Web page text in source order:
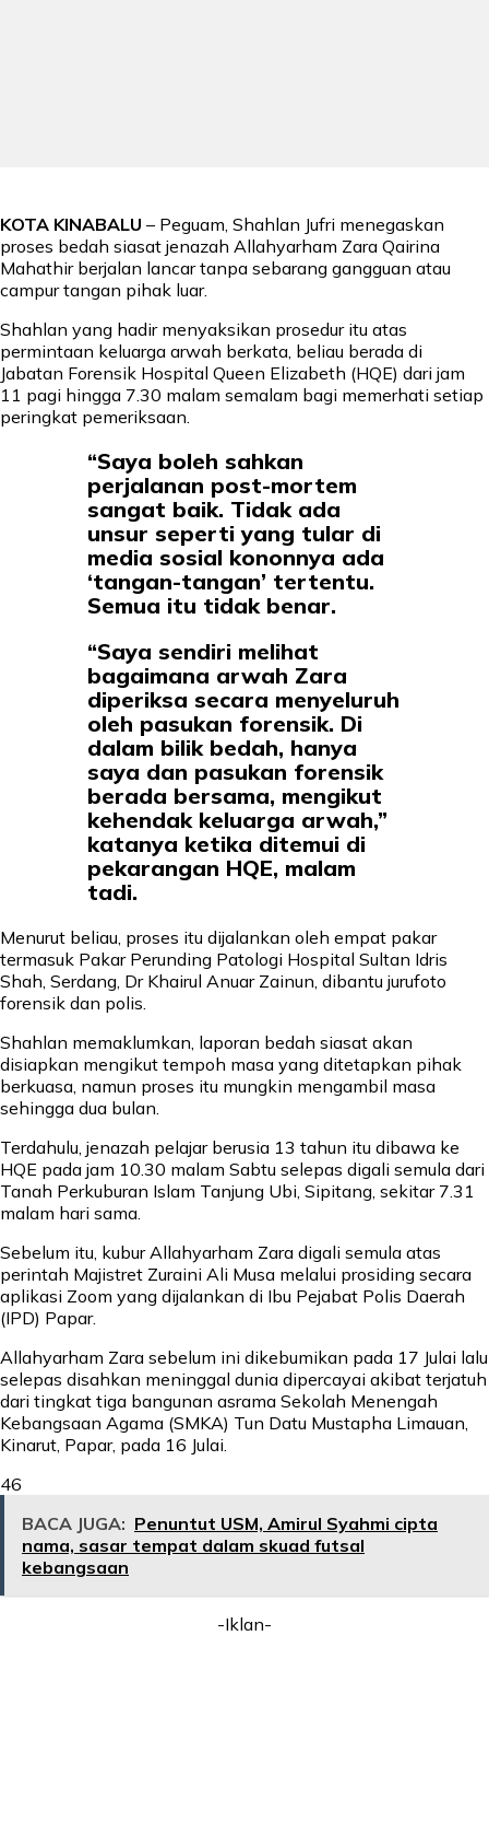
KOTA KINABALU – Peguam, Shahlan Jufri menegaskan
proses bedah siasat jenazah Allahyarham Zara Qairina
Mahathir berjalan lancar tanpa sebarang gangguan atau
campur tangan pihak luar.
Shahlan yang hadir menyaksikan prosedur itu atas
permintaan keluarga arwah berkata, beliau berada di
Jabatan Forensik Hospital Queen Elizabeth (HQE) dari jam
11 pagi hingga 7.30 malam semalam bagi memerhati setiap
peringkat pemeriksaan.
“Saya boleh sahkan
perjalanan post-mortem
sangat baik. Tidak ada
unsur seperti yang tular di
media sosial kononnya ada
‘tangan-tangan’ tertentu.
Semua itu tidak benar.
“Saya sendiri melihat
bagaimana arwah Zara
diperiksa secara menyeluruh
oleh pasukan forensik. Di
dalam bilik bedah, hanya
saya dan pasukan forensik
berada bersama, mengikut
kehendak keluarga arwah,”
katanya ketika ditemui di
pekarangan HQE, malam
tadi.
Menurut beliau, proses itu dijalankan oleh empat pakar
termasuk Pakar Perunding Patologi Hospital Sultan Idris
Shah, Serdang, Dr Khairul Anuar Zainun, dibantu jurufoto
forensik dan polis.
Shahlan memaklumkan, laporan bedah siasat akan
disiapkan mengikut tempoh masa yang ditetapkan pihak
berkuasa, namun proses itu mungkin mengambil masa
sehingga dua bulan.
Terdahulu, jenazah pelajar berusia 13 tahun itu dibawa ke
HQE pada jam 10.30 malam Sabtu selepas digali semula dari
Tanah Perkuburan Islam Tanjung Ubi, Sipitang, sekitar 7.31
malam hari sama.
Sebelum itu, kubur Allahyarham Zara digali semula atas
perintah Majistret Zuraini Ali Musa melalui prosiding secara
aplikasi Zoom yang dijalankan di Ibu Pejabat Polis Daerah
(IPD) Papar.
Allahyarham Zara sebelum ini dikebumikan pada 17 Julai lalu
selepas disahkan meninggal dunia dipercayai akibat terjatuh
dari tingkat tiga bangunan asrama Sekolah Menengah
Kebangsaan Agama (SMKA) Tun Datu Mustapha Limauan,
Kinarut, Papar, pada 16 Julai.
46
BACA JUGA: Penuntut USM, Amirul Syahmi cipta
nama, sasar tempat dalam skuad futsal
kebangsaan
-Iklan-